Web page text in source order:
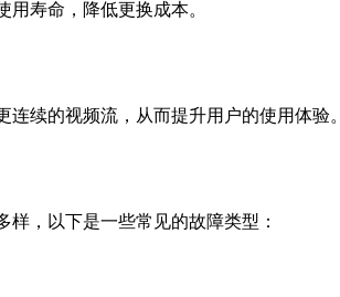
寿命，降低更换成本。
续的视频流，从而提升用户的使用体验。
，以下是一些常见的故障类型：